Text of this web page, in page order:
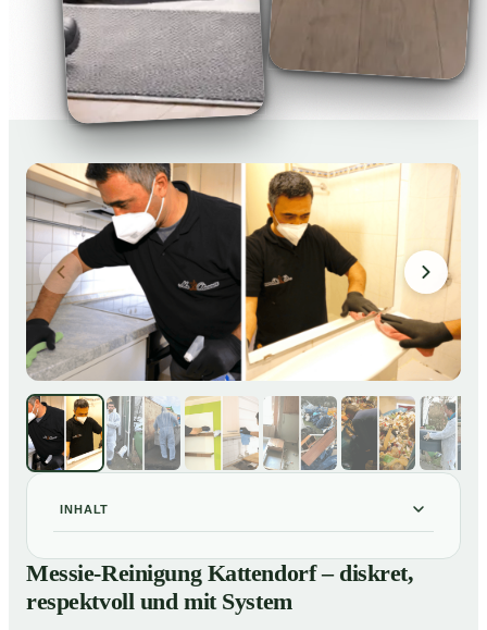
INHALT
Messie-Reinigung Kattendorf – diskret, respektvoll und
mit System
Warum professionelle Hilfe bei einer Messie-Wohnung
Messie-Reinigung Kattendorf – diskret,
respektvoll und mit System